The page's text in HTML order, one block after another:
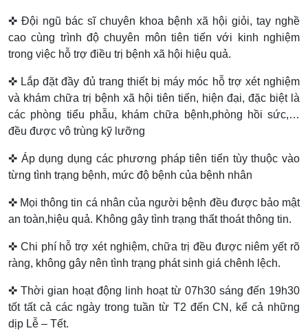
✜ Đội ngũ bác sĩ chuyên khoa bệnh xã hội giỏi, tay nghề
cao cùng trình độ chuyên môn tiên tiến với kinh nghiệm
trong việc hỗ trợ điều trị bệnh xã hội hiệu quả.
✜ Lắp đặt đầy đủ trang thiết bị máy móc hỗ trợ xét nghiệm
và khám chữa trị bệnh xã hội tiên tiến, hiện đại, đặc biệt là
các phòng tiểu phẫu, khám chữa bệnh,phòng hồi sức,…
đều được vô trùng kỹ lưỡng
✜ Áp dụng dụng các phương pháp tiên tiến tùy thuộc vào
từng tình trạng bệnh, mức độ bệnh của bệnh nhân
✜ Mọi thông tin cá nhân của người bệnh đều được bảo mật
an toàn,hiệu quả. Không gây tình trạng thất thoát thông tin.
✜ Chi phí hỗ trợ xét nghiệm, chữa trị đều được niêm yết rõ
ràng, không gây nên tình trạng phát sinh giá chênh lệch.
✜ Thời gian hoạt động linh hoạt từ 07h30 sáng đến 19h30
tốt tất cả các ngày trong tuần từ T2 đến CN, kể cả những
dịp Lễ – Tết.